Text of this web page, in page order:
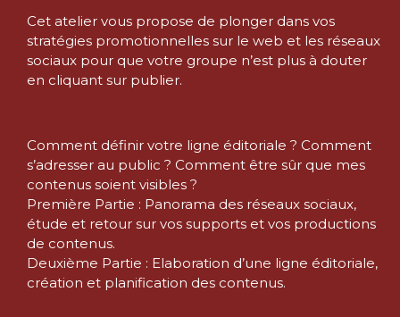
Cet atelier vous propose de plonger dans vos
stratégies promotionnelles sur le web et les réseaux
sociaux pour que votre groupe n’est plus à douter
en cliquant sur publier.
Comment définir votre ligne éditoriale ? Comment
s’adresser au public ? Comment être sûr que mes
contenus soient visibles ?
Première Partie : Panorama des réseaux sociaux,
étude et retour sur vos supports et vos productions
de contenus.
Deuxième Partie : Elaboration d’une ligne éditoriale,
création et planification des contenus.